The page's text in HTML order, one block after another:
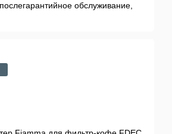
обслуживание,